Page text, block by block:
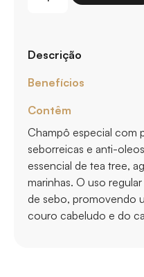
Descrição
Benefícios
Contêm
Champô especial com
seborreicas e anti-
essencial de tea tree,
marinhas. O uso
de sebo, promovendo
couro cabeludo e do